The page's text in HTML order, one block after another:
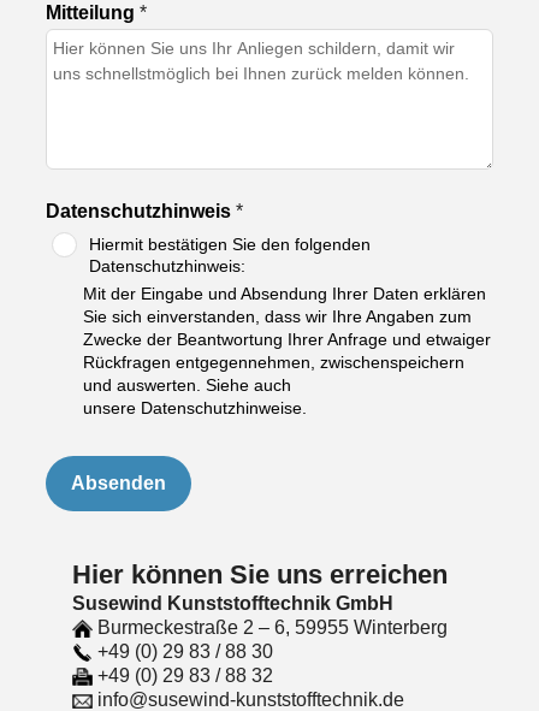
Mitteilung *
Datenschutzhinweis *
Hiermit bestätigen Sie den folgenden
Datenschutzhinweis:
Mit der Eingabe und Absendung Ihrer Daten erklären
Sie sich einverstanden, dass wir Ihre Angaben zum
Zwecke der Beantwortung Ihrer Anfrage und etwaiger
Rückfragen entgegennehmen, zwischenspeichern
und auswerten. Siehe auch
unsere Datenschutzhinweise.
Absenden
Hier können Sie uns erreichen
Susewind Kunststofftechnik GmbH
Burmeckestraße 2 – 6, 59955 Winterberg
+49 (0) 29 83 / 88 30
+49 (0) 29 83 / 88 32
info@susewind-kunststofftechnik.de